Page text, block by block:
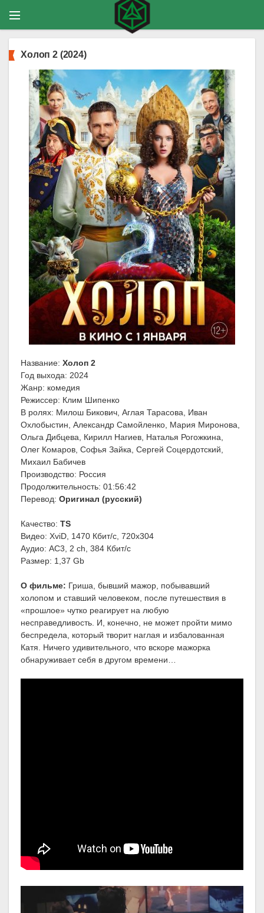
Холоп 2 (2024)
Название: Холоп 2
Год выхода: 2024
Жанр: комедия
Режиссер: Клим Шипенко
В ролях: Милош Бикович, Аглая Тарасова, Иван
Охлобыстин, Александр Самойленко, Мария Миронова,
Ольга Дибцева, Кирилл Нагиев, Наталья Рогожкина,
Олег Комаров, Софья Зайка, Сергей Соцердотский,
Михаил Бабичев
Производство: Россия
Продолжительность: 01:56:42
Перевод: Оригинал (русский)
Качество: TS
Видео: XviD, 1470 Кбит/с, 720x304
Аудио: AC3, 2 ch, 384 Кбит/с
Размер: 1,37 Gb
О фильме: Гриша, бывший мажор, побывавший
холопом и ставший человеком, после путешествия в
«прошлое» чутко реагирует на любую
несправедливость. И, конечно, не может пройти мимо
беспредела, который творит наглая и избалованная
Катя. Ничего удивительного, что вскоре мажорка
обнаруживает себя в другом времени…